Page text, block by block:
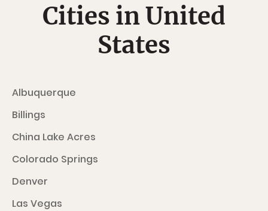
Cities in United
States
Albuquerque
Billings
China Lake Acres
Colorado Springs
Denver
Las Vegas